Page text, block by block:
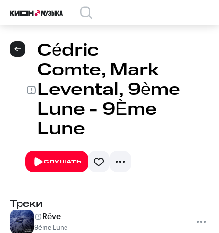
Cédric
Comte, Mark
Levental, 9ème
Lune - 9Ème
Lune
СЛУШАТЬ
Треки
Rêve
9ème Lune